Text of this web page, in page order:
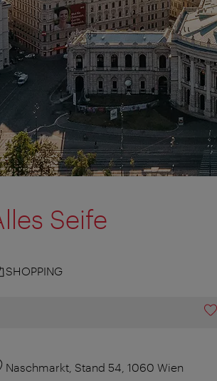
Seife
SHOPPING
Naschmarkt, Stand 54, 1060 Wien